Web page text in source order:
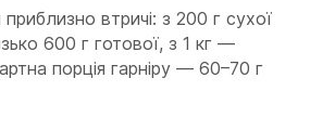
втричі: з 200 г сухої
600 г готової, з 1 кг —
порція гарніру — 60–70 г